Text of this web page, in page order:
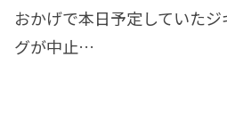
おかげで本日予定していた
グが中止…